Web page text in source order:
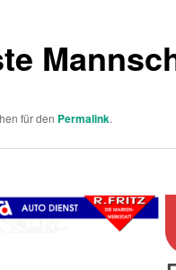
für den Permalink.